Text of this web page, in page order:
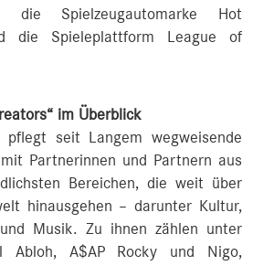
die Spielzeugautomarke Hot
die Spieleplattform League of
im Überblick
pflegt seit Langem wegweisende
Partnerinnen und Partnern aus
Bereichen, die weit über
hinausgehen – darunter Kultur,
Musik. Zu ihnen zählen unter
Abloh, A$AP Rocky und Nigo,